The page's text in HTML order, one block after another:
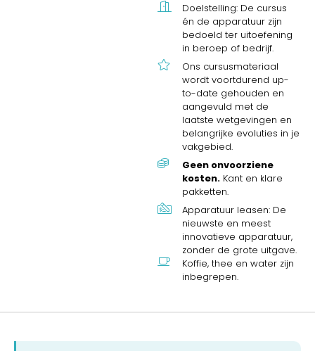
Doelstelling: De cursus
én de apparatuur zijn
bedoeld ter uitoefening
in beroep of bedrijf.
Ons cursusmateriaal
wordt voortdurend up-
to-date gehouden en
aangevuld met de
laatste wetgevingen en
belangrijke evoluties in je
vakgebied.
Geen onvoorziene
kosten. Kant en klare
pakketten.
Apparatuur leasen: De
nieuwste en meest
innovatieve apparatuur,
zonder de grote uitgave.
Koffie, thee en water zijn
inbegrepen.